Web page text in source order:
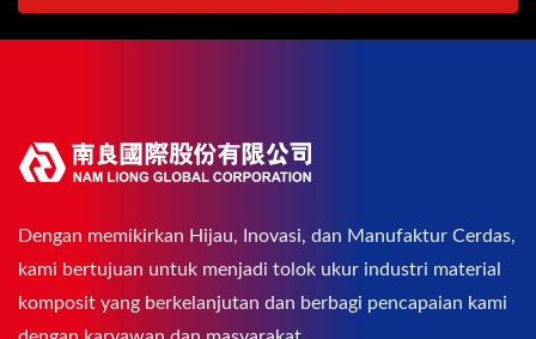
Dengan memikirkan Hijau, Inovasi, dan Manufaktur Cerdas,
kami bertujuan untuk menjadi tolok ukur industri material
komposit yang berkelanjutan dan berbagi pencapaian kami